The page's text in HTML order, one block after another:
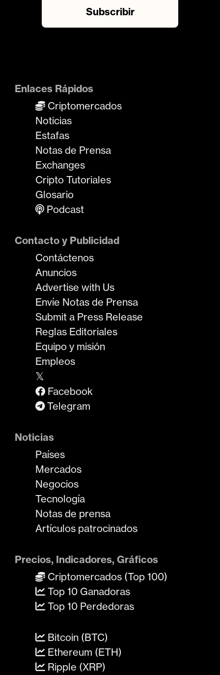
Enlaces Rápidos
Criptomercados
Noticias
Estafas
Notas de Prensa
Exchanges
Cripto Tutoriales
Glosario
Podcast
Contacto y Publicidad
Contáctenos
Anuncios
Advertise with Us
Envíe Notas de Prensa
Submit a Press Release
Reglas Editoriales
Equipo y misión
Empleos
𝕏
Facebook
Telegram
Noticias
Países
Mercados
Negocios
Tecnología
Notas de prensa
Artículos patrocinados
Precios, Indicadores, Gráficos
Criptomercados (Top 100)
Top 10 Ganadoras
Top 10 Perdedoras
Bitcoin (BTC)
Ethereum (ETH)
Ripple (XRP)